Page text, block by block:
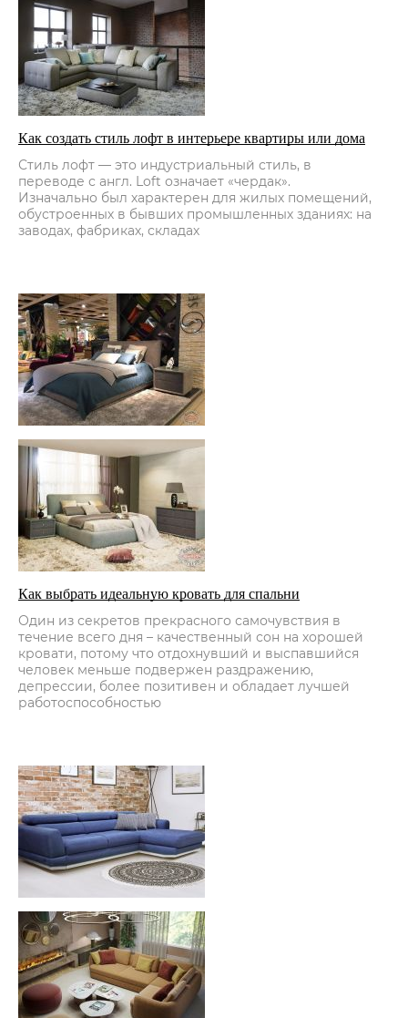
Как создать стиль лофт в интерьере квартиры или дома
Стиль лофт — это индустриальный стиль, в
переводе с англ. Loft означает «чердак».
Изначально был характерен для жилых помещений,
обустроенных в бывших промышленных зданиях: на
заводах, фабриках, складах
Как выбрать идеальную кровать для спальни
Один из секретов прекрасного самочувствия в
течение всего дня – качественный сон на хорошей
кровати, потому что отдохнувший и выспавшийся
человек меньше подвержен раздражению,
депрессии, более позитивен и обладает лучшей
работоспособностью